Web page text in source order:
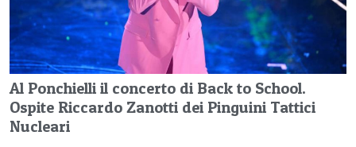
Al Ponchielli il concerto di Back to School.
Ospite Riccardo Zanotti dei Pinguini Tattici
Nucleari